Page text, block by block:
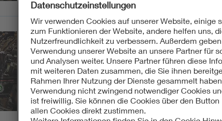
01.12.2021
E DIN IEC/TR 63233-1:2021-12
Smart City - Aufbau und Zuordnung eines
Deutsch und Englisch